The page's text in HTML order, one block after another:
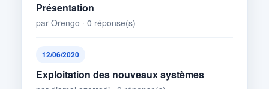
Présentation
par Orengo · 0 réponse(s)
12/06/2020
Exploitation des nouveaux systèmes